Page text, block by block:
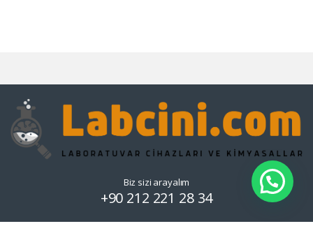
Biz sizi arayalım
+90 212 221 28 34